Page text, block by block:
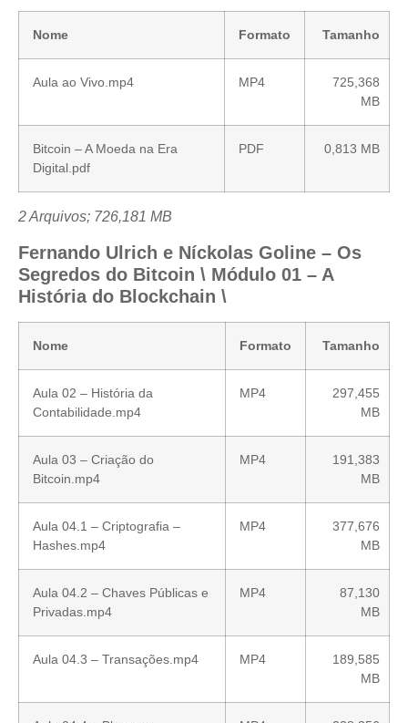
Nome Formato Tamanho
Aula ao Vivo.mp4 MP4
725,368
MB
Bitcoin – A Moeda na Era
Digital.pdf
PDF 0,813 MB
2 Arquivos; 726,181 MB
Fernando Ulrich e Níckolas Goline – Os
Segredos do Bitcoin \ Módulo 01 – A
História do Blockchain \
Nome Formato Tamanho
Aula 02 – História da
Contabilidade.mp4
MP4
297,455
MB
Aula 03 – Criação do
Bitcoin.mp4
MP4
191,383
MB
Aula 04.1 – Criptografia –
Hashes.mp4
MP4
377,676
MB
Aula 04.2 – Chaves Públicas e
Privadas.mp4
MP4
87,130
MB
Aula 04.3 – Transações.mp4 MP4
189,585
MB